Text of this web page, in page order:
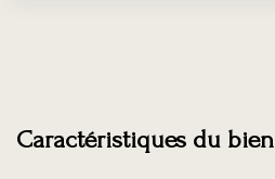
Caractéristiques du bien